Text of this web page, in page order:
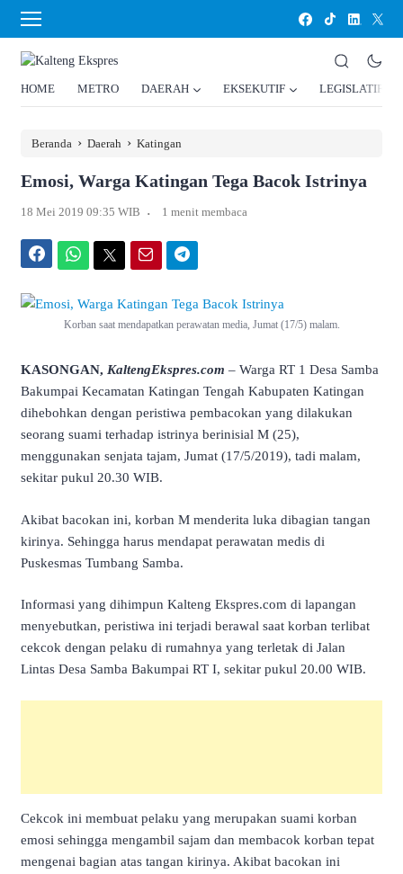
HOME METRO DAERAH EKSEKUTIF LEGISLATIF
Beranda › Daerah › Katingan
Emosi, Warga Katingan Tega Bacok Istrinya
18 Mei 2019 09:35 WIB . 1 menit membaca
Korban saat mendapatkan perawatan media, Jumat (17/5) malam.
KASONGAN, KaltengEkspres.com – Warga RT 1 Desa Samba
Bakumpai Kecamatan Katingan Tengah Kabupaten Katingan
dihebohkan dengan peristiwa pembacokan yang dilakukan
seorang suami terhadap istrinya berinisial M (25),
menggunakan senjata tajam, Jumat (17/5/2019), tadi malam,
sekitar pukul 20.30 WIB.
Akibat bacokan ini, korban M menderita luka dibagian tangan
kirinya. Sehingga harus mendapat perawatan medis di
Puskesmas Tumbang Samba.
Informasi yang dihimpun Kalteng Ekspres.com di lapangan
menyebutkan, peristiwa ini terjadi berawal saat korban terlibat
cekcok dengan pelaku di rumahnya yang terletak di Jalan
Lintas Desa Samba Bakumpai RT I, sekitar pukul 20.00 WIB.
Cekcok ini membuat pelaku yang merupakan suami korban
emosi sehingga mengambil sajam dan membacok korban tepat
mengenai bagian atas tangan kirinya. Akibat bacokan ini